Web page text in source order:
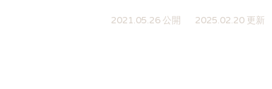
2021.05.26 公開
2025.02.20 更新